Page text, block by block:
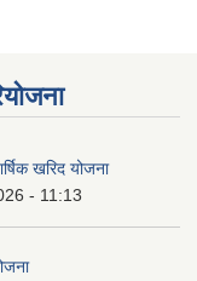
खरिद योजना
- 11:13